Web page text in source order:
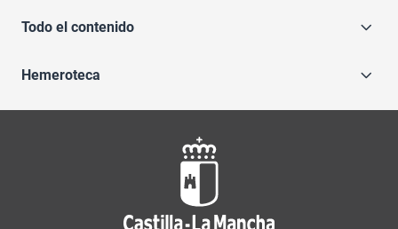
Todo el contenido
Hemeroteca